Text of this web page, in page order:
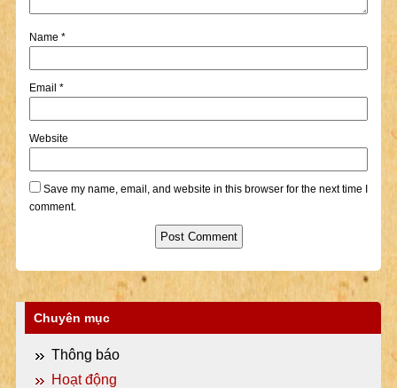
Name *
Email *
Website
Save my name, email, and website in this browser for the next time I
comment.
Chuyên mục
Thông báo
Hoạt động